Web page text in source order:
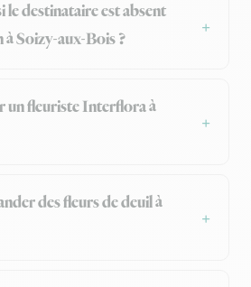
le destinataire est absent
Soizy-aux-Bois ?
un fleuriste Interflora à
des fleurs de deuil à